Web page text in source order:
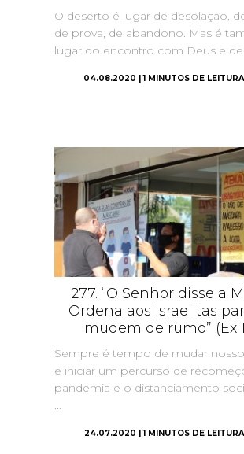
O deserto é lugar de desolação,
de prova, de abandono. Mas é
lugar do encontro com Deus e de
04.08.2020 | 1 MINUTOS DE LEITURA
277. “O Senhor disse a
Ordena aos israelitas
mudem de rumo” (Ex
Sempre é tempo de mudar
e iniciar um percurso de
pandemia e o distanciamento
...
24.07.2020 | 1 MINUTOS DE LEITURA